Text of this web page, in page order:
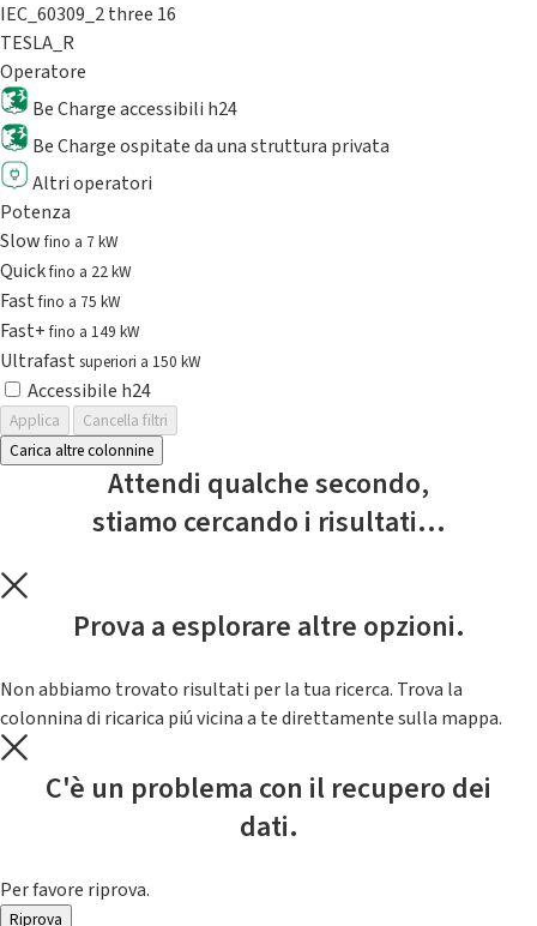
IEC_60309_2 three 16
TESLA_R
Operatore
Be Charge accessibili h24
Be Charge ospitate da una struttura privata
Altri operatori
Potenza
Slowfino a 7 kW
Quickfino a 22 kW
Fastfino a 75 kW
Fast+fino a 149 kW
Ultrafast superiori a 150 kW
Accessibile h24
Applica
Cancella filtri
Carica altre colonnine
Attendi qualche secondo,
stiamo cercando i risultati...
Prova a esplorare altre opzioni.
Non abbiamo trovato risultati per la tua ricerca. Trova la
colonnina di ricarica piú vicina a te direttamente sulla mappa.
C'è un problema con il recupero dei
dati.
Per favore riprova.
Riprova